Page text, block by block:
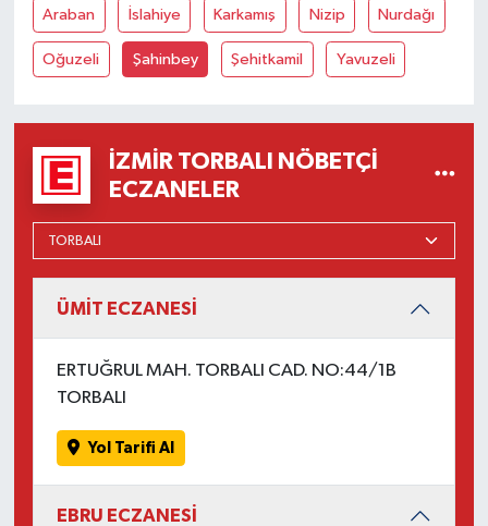
Araban İslahiye Karkamış Nizip Nurdağı
Oğuzeli Şahinbey Şehitkamil Yavuzeli
İZMIR TORBALI NÖBETÇI
ECZANELER
ÜMİT ECZANESİ
ERTUĞRUL MAH. TORBALI CAD. NO:44/1B
TORBALI
Yol Tarifi Al
EBRU ECZANESİ